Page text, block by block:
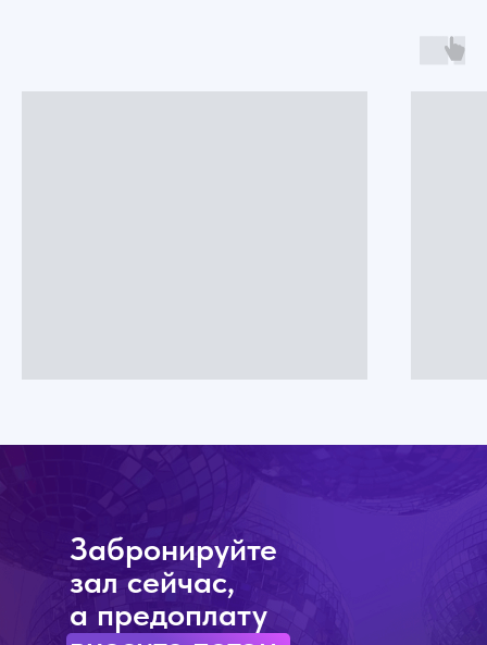
Забронируйте
зал сейчас,
а предоплату